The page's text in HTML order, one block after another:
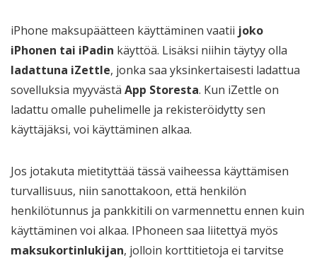
iPhone maksupäätteen käyttäminen vaatii joko
iPhonen tai iPadin käyttöä. Lisäksi niihin täytyy olla
ladattuna iZettle, jonka saa yksinkertaisesti ladattua
sovelluksia myyvästä App Storesta. Kun iZettle on
ladattu omalle puhelimelle ja rekisteröidytty sen
käyttäjäksi, voi käyttäminen alkaa.
Jos jotakuta mietityttää tässä vaiheessa käyttämisen
turvallisuus, niin sanottakoon, että henkilön
henkilötunnus ja pankkitili on varmennettu ennen kuin
käyttäminen voi alkaa. IPhoneen saa liitettyä myös
maksukortinlukijan, jolloin korttitietoja ei tarvitse